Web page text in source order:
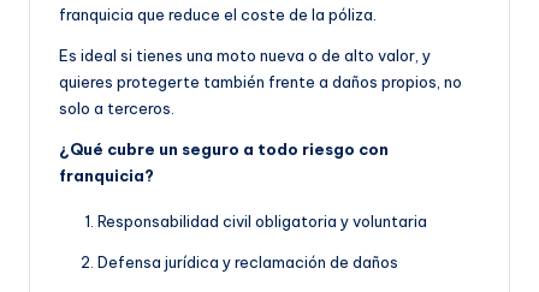
franquicia que reduce el coste de la póliza.
Es ideal si tienes una moto nueva o de alto valor, y
quieres protegerte también frente a daños propios, no
solo a terceros.
¿Qué cubre un seguro a todo riesgo con
franquicia?
Responsabilidad civil obligatoria y voluntaria
Defensa jurídica y reclamación de daños